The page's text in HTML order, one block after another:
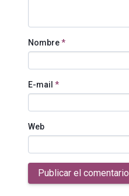
Nombre*
E-mail *
Web
Publicar el comentario